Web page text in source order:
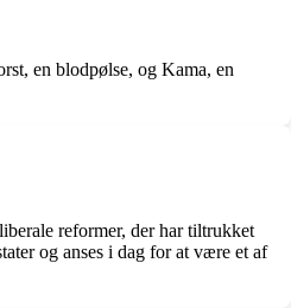
en blodpølse, og Kama, en
reformer, der har tiltrukket
og anses i dag for at være et af